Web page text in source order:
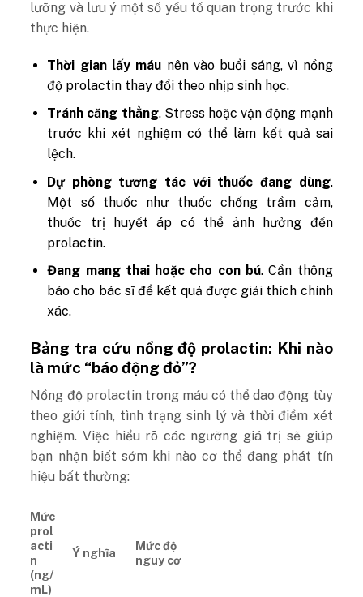
lưỡng và lưu ý một số yếu tố quan trọng trước khi
thực hiện.
Thời gian lấy máu nên vào buổi sáng, vì nồng
độ prolactin thay đổi theo nhịp sinh học.
Tránh căng thẳng. Stress hoặc vận động mạnh
trước khi xét nghiệm có thể làm kết quả sai
lệch.
Dự phòng tương tác với thuốc đang dùng.
Một số thuốc như thuốc chống trầm cảm,
thuốc trị huyết áp có thể ảnh hưởng đến
prolactin.
Đang mang thai hoặc cho con bú. Cần thông
báo cho bác sĩ để kết quả được giải thích chính
xác.
Bảng tra cứu nồng độ prolactin: Khi nào
là mức “báo động đỏ”?
Nồng độ prolactin trong máu có thể dao động tùy
theo giới tính, tình trạng sinh lý và thời điểm xét
nghiệm. Việc hiểu rõ các ngưỡng giá trị sẽ giúp
bạn nhận biết sớm khi nào cơ thể đang phát tín
hiệu bất thường:
Mức
prol
acti
n
(ng/
mL)
Ý nghĩa
Mức độ
nguy cơ